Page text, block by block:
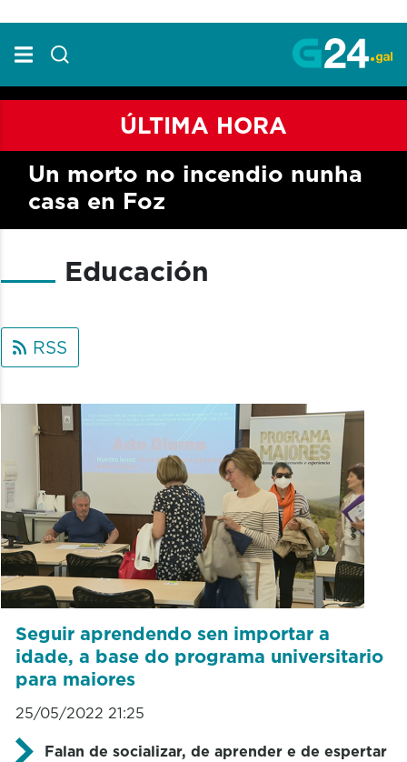
ÚLTIMA HORA
Un morto no incendio nunha
casa en Foz
Educación
RSS
Seguir aprendendo sen importar a
idade, a base do programa universitario
para maiores
25/05/2022 21:25
Falan de socializar, de aprender e de espertar